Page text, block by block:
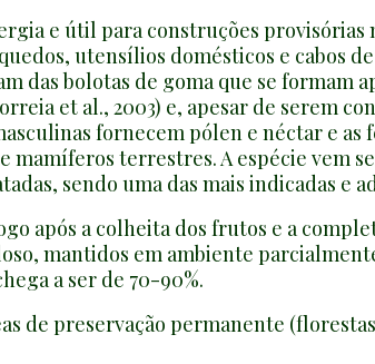
e útil para construções provisórias
utensílios domésticos e cabos
bolotas de goma que se formam
et al., 2003) e, apesar de serem
fornecem pólen e néctar e as
mamíferos terrestres. A espécie vem
sendo uma das mais indicadas e
após a colheita dos frutos e a
mantidos em ambiente
a ser de 70-90%.
de preservação permanente